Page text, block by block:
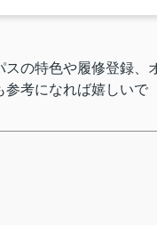
スの特色や履修登録、
参考になれば嬉しいで